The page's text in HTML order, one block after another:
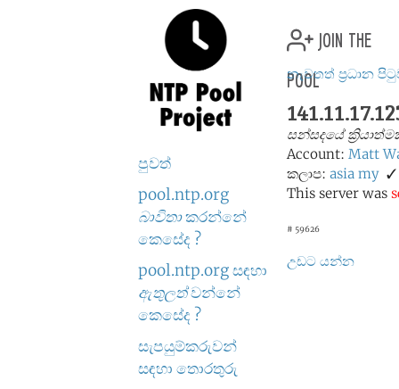
පුවත්
pool.ntp.org
බාවිතාකරන්නේ
කෙසේද ?
pool.ntp.org සඳහා
ඇතුලත්වන්නේ
කෙසේද ?
සැපයුම්කරුවන්
සඳහා තොරතුරු
join the
pool
නැවතත් ප්‍රධාන
සන්සදයේ
Account: Matt
කලාප: asia my ✓
This server was
# 59626
උඩට යන්න